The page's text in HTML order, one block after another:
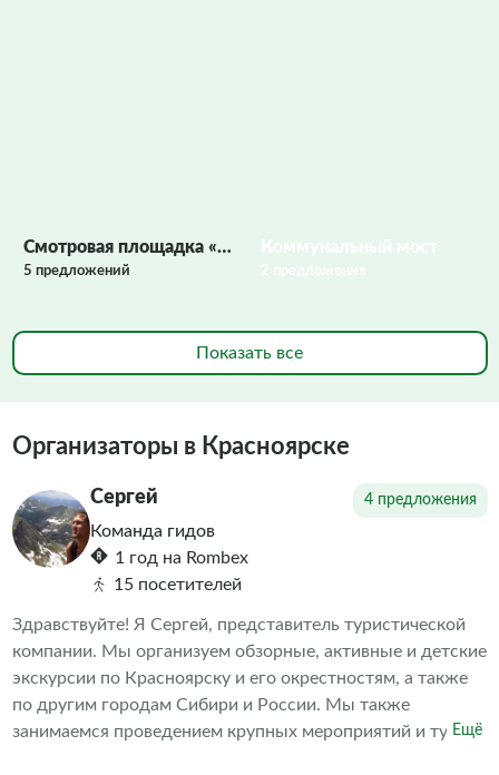
Смотровая площадка «Царь-рыба»
5 предложений
Показать все
Организаторы в Красноярске
Сергей 4 предложения
Команда гидов
1 год на Rombex
15 посетителей
Здравствуйте! Я Сергей, представитель туристической
компании. Мы организуем обзорные, активные и детские
экскурсии по Красноярску и его окрестностям, а также
по другим городам Сибири и России. Мы также
занимаемся проведением крупных мероприятий и туров
Ещё